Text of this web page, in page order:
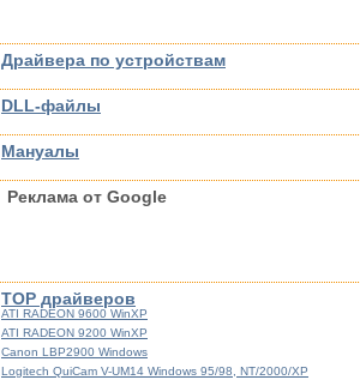
Драйвера по устройствам
DLL-файлы
Мануалы
Реклама от Google
TOP драйверов
ATI RADEON 9600 WinXP
ATI RADEON 9200 WinXP
Canon LBP2900 Windows
Logitech QuiCam V-UM14 Windows 95/98, NT/2000/XP